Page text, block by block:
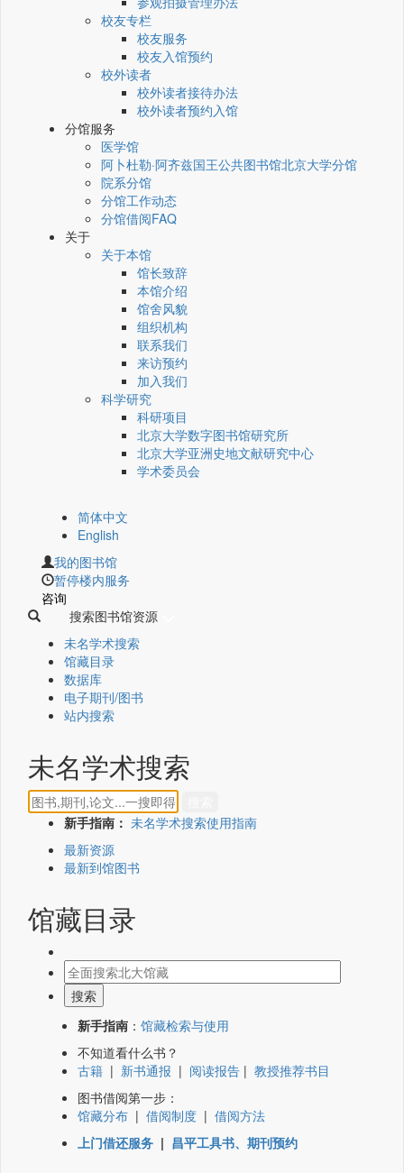
校友专栏
校友服务
校友入馆预约
校外读者
校外读者接待办法
校外读者预约入馆
分馆服务
医学馆
阿卜杜勒·阿齐兹国王公共图书馆北京大学分馆
院系分馆
分馆工作动态
分馆借阅FAQ
关于
关于本馆
馆长致辞
本馆介绍
馆舍风貌
组织机构
联系我们
来访预约
加入我们
科学研究
科研项目
北京大学数字图书馆研究所
北京大学亚洲史地文献研究中心
学术委员会
简体中文
English
我的图书馆
暂停楼内服务
咨询
搜索图书馆资源
未名学术搜索
馆藏目录
数据库
电子期刊/图书
站内搜索
未名学术搜索
新手指南： 未名学术搜索使用指南
最新资源
最新到馆图书
馆藏目录
新手指南 ： 馆藏检索与使用
不知道看什么书？
古籍 | 新书通报 | 阅读报告 | 教授推荐书目
图书借阅第一步：
馆藏分布 | 借阅制度 | 借阅方法
上门借还服务 | 昌平工具书、期刊预约